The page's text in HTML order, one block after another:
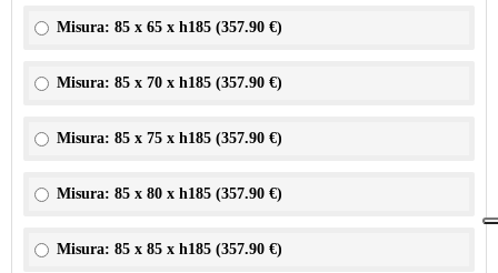
Misura: 85 x 65 x h185 (357.90 €)
Misura: 85 x 70 x h185 (357.90 €)
Misura: 85 x 75 x h185 (357.90 €)
Misura: 85 x 80 x h185 (357.90 €)
Misura: 85 x 85 x h185 (357.90 €)